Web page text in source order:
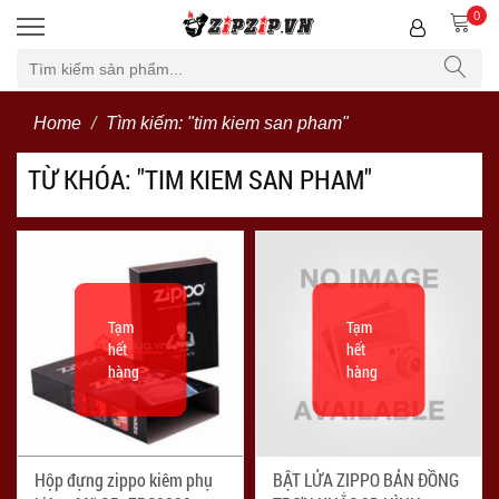
0
Home Tìm kiếm: "tim kiem san pham"
TỪ KHÓA: "TIM KIEM SAN PHAM"
Bộ lọc
Hộp đựng zippo kiêm phụ
Tạm
hết
hàng
BẬT LỬA ZIPPO BẢN ĐỒNG
Tạm
hết
hàng